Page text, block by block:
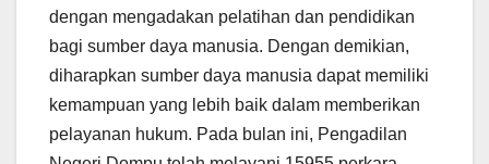
dengan mengadakan pelatihan dan pendidikan
bagi sumber daya manusia. Dengan demikian,
diharapkan sumber daya manusia dapat memiliki
kemampuan yang lebih baik dalam memberikan
pelayanan hukum. Pada bulan ini, Pengadilan